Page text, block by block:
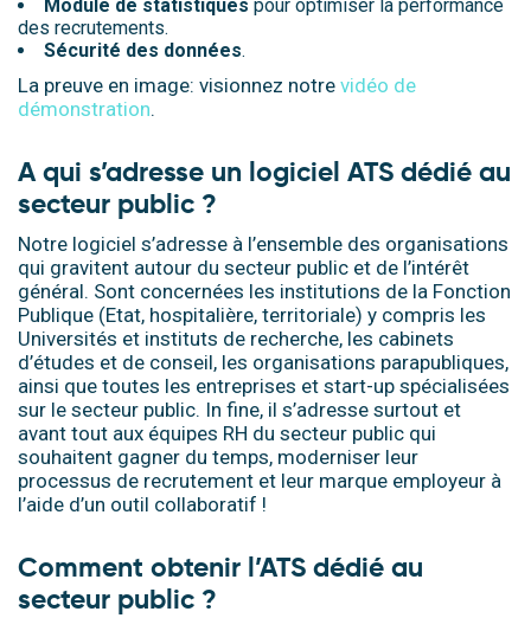
Module de statistiques pour optimiser la performance
des recrutements.
Sécurité des données.
La preuve en image: visionnez notre vidéo de
démonstration.
A qui s’adresse un logiciel ATS dédié au
secteur public ?
Notre logiciel s’adresse à l’ensemble des organisations
qui gravitent autour du secteur public et de l’intérêt
général. Sont concernées les institutions de la Fonction
Publique (Etat, hospitalière, territoriale) y compris les
Universités et instituts de recherche, les cabinets
d’études et de conseil, les organisations parapubliques,
ainsi que toutes les entreprises et start-up spécialisées
sur le secteur public. In fine, il s’adresse surtout et
avant tout aux équipes RH du secteur public qui
souhaitent gagner du temps, moderniser leur
processus de recrutement et leur marque employeur à
l’aide d’un outil collaboratif !
Comment obtenir l’ATS dédié au
secteur public ?